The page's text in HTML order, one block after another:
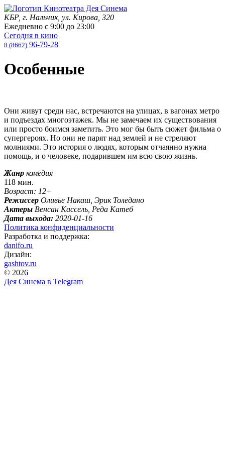
КБР, г. Нальчик, ул. Кирова, 320
Ежедневно с 9:00 до 23:00
Сегодня в кино
8 (8662) 96-79-28
Особенные
Они живут среди нас, встречаются на улицах, в вагонах метро
и подъездах многоэтажек. Мы не замечаем их существования
или просто боимся заметить. Это мог бы быть сюжет фильма о
супергероях. Но они не парят над землей и не стреляют
молниями. Это история о людях, которым отчаянно нужна
помощь, и о человеке, подарившем им всю свою жизнь.
Жанр комедия
118 мин.
Возраст: 12+
Режиссер Оливье Накаш, Эрик Толедано
Актеры Венсан Кассель, Реда Катеб
Дата выхода: 2020-01-16
Политика конфиденциальности
Разработка и поддержка:
danifo.ru
Дизайн:
gashtov.ru
© 2026
Дея Синема в Telegram